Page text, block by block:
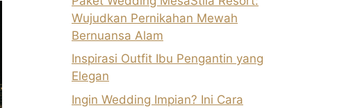
Wujudkan Pernikahan Mewah
Bernuansa Alam
Inspirasi Outfit Ibu Pengantin yang
Elegan
Ingin Wedding Impian? Ini Cara